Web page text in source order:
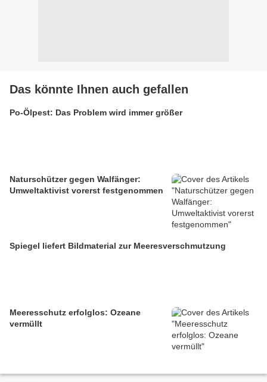
Das könnte Ihnen auch gefallen
Po-Ölpest: Das Problem wird immer größer
Naturschützer gegen Walfänger:
Umweltaktivist vorerst festgenommen
Spiegel liefert Bildmaterial zur Meeresverschmutzung
Meeresschutz erfolglos: Ozeane
vermüllt